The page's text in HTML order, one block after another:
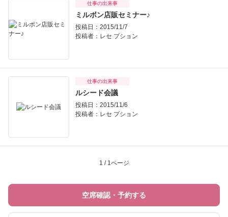
仕事の出来事
ミルボン店販セミナー♪
投稿日：2015/11/7
投稿者： レセ プション
仕事の出来事
ルシード会議
投稿日：2015/11/6
投稿者： レセ プション
1 / 1ページ
空席確認・予約する